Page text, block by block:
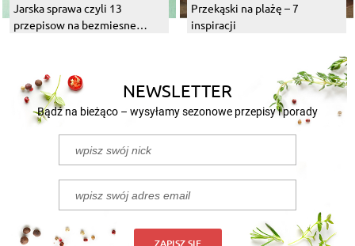
Jarska sprawa czyli 13
przepisow na bezmiesne
Przekąski na plażę – 7
inspiracji
NEWSLETTER
Bądź na bieżąco – wysyłamy sezonowe przepisy i porady